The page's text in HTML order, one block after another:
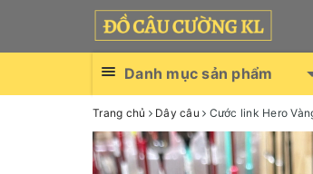
Danh mục sản phẩm
Trang chủ Dây câu Cước link Hero